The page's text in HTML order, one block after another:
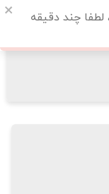
چند دقیقه